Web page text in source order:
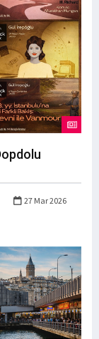
27 Mar 2026